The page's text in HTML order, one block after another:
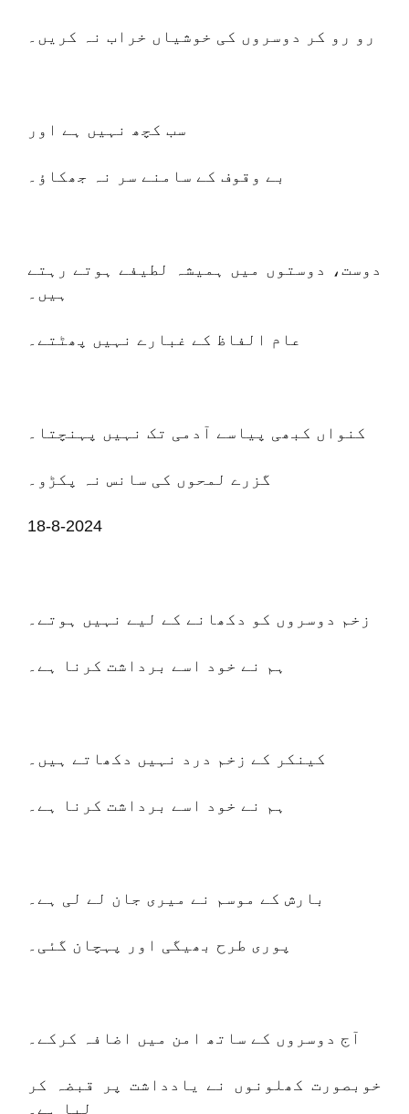
رو رو کر دوسروں کی خوشیاں خراب نہ کریں۔
سب کچھ نہیں ہے اور
بے وقوف کے سامنے سر نہ جھکاؤ۔
دوست، دوستوں میں ہمیشہ لطیفے ہوتے رہتے
ہیں۔
عام الفاظ کے غبارے نہیں پھٹتے۔
کنواں کبھی پیاسے آدمی تک نہیں پہنچتا۔
گزرے لمحوں کی سانس نہ پکڑو۔
18-8-2024
زخم دوسروں کو دکھانے کے لیے نہیں ہوتے۔
ہم نے خود اسے برداشت کرنا ہے۔
کینکر کے زخم درد نہیں دکھاتے ہیں۔
ہم نے خود اسے برداشت کرنا ہے۔
بارش کے موسم نے میری جان لے لی ہے۔
پوری طرح بھیگی اور پہچان گئی۔
آج دوسروں کے ساتھ امن میں اضافہ کرکے۔
خوبصورت کھلونوں نے یادداشت پر قبضہ کر
لیا ہے۔